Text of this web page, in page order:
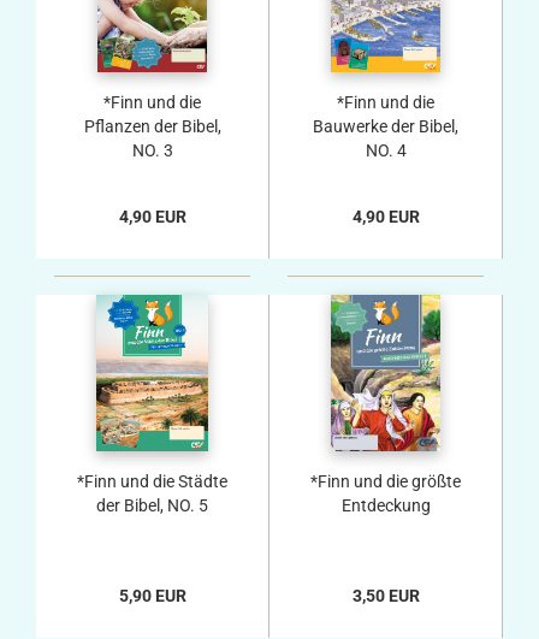
*Finn und die
Pflanzen der Bibel,
NO. 3
4,90 EUR
*Finn und die
Bauwerke der Bibel,
NO. 4
4,90 EUR
*Finn und die Städte
der Bibel, NO. 5
5,90 EUR
*Finn und die größte
Entdeckung
3,50 EUR